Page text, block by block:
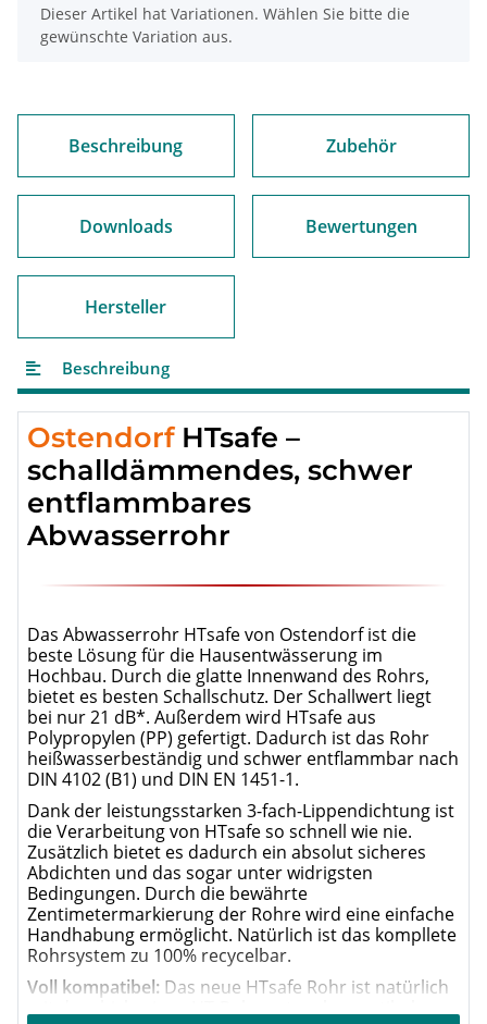
x
Dieser Artikel hat Variationen. Wählen Sie bitte die
gewünschte Variation aus.
Beschreibung Zubehör
Downloads Bewertungen
Hersteller
Beschreibung
OstendorfHTsafe –
schalldämmendes, schwer
entflammbares
Abwasserrohr
Das Abwasserrohr HTsafe von Ostendorf ist die
beste Lösung für die Hausentwässerung im
Hochbau. Durch die glatte Innenwand des Rohrs,
bietet es besten Schallschutz. Der Schallwert liegt
bei nur 21 dB*. Außerdem wird HTsafe aus
Polypropylen (PP) gefertigt. Dadurch ist das Rohr
heißwasserbeständig und schwer entflammbar nach
DIN 4102 (B1) und DIN EN 1451-1.
Dank der leistungsstarken 3-fach-Lippendichtung ist
die Verarbeitung von HTsafe so schnell wie nie.
Zusätzlich bietet es dadurch ein absolut sicheres
Abdichten und das sogar unter widrigsten
Bedingungen. Durch die bewährte
Zentimetermarkierung der Rohre wird eine einfache
Handhabung ermöglicht. Natürlich ist das kompllete
Rohrsystem zu 100% recycelbar.
Voll kompatibel: Das neue HTsafe Rohr ist natürlich